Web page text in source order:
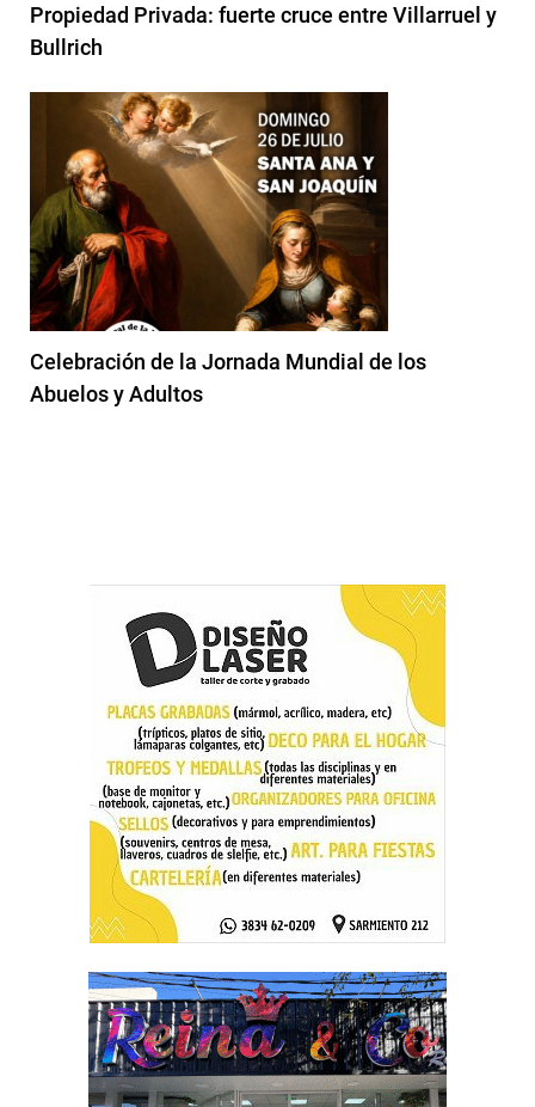
Propiedad Privada: fuerte cruce entre Villarruel y
Bullrich
Celebración de la Jornada Mundial de los
Abuelos y Adultos